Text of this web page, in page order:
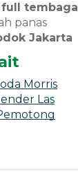
full tembaga
panas
Jakarta
Morris
Las